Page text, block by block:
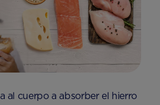
al cuerpo a absorber el hierro